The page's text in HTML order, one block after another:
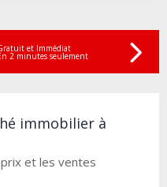
et Immédiat
2 minutes seulement
immobilier à
et les ventes